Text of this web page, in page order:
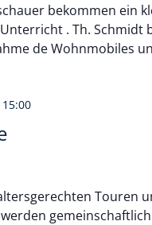
bekommen ein
. Th. Schmidt
de Wohnmobiles
15:00
Touren